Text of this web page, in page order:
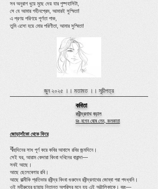
সব অনুরাগ ধুয়ে মুছে দেয় যার পুষ্পহাসিটা,
সে যে আমার গহীনপ্রেম, আমারই সুস্মিতা!
এ প্রণয় পরিণয়ে পূর্ণতা পাক,
তুমি এসো হয়ে মোর পরিণীতা, আমার সুস্মিতা!
জুন ২০২৫ ।। মতামত ।। সূচীপত্র
কবিতা
রথীন্দ্রনাথ বড়াল
ডঃ নগেন ঘোষ লেন, কলকাতা
জোড়াসাঁকো থেকে ফিরে
বহুদিনের সাধ পূর্ণ করে কবির আবাসে রবির জন্মদিনে।
সেই ঘর, আরাম কেদারা কিংবা দখিনের বারান্দা—
সবই আছে।
আছে ছেলেবেলার রবি।
আছে বাল্মীকি প্রতিভার রবীন্দ্র কিংবা গুরুদেব রবীন্দ্রনাথের জোব্বা পরা পদধ্বনি।
ওই মহীরুহের ছায়ায় নিতান্ত অপরিসর মনে হয় এই অট্টালিকাকে। বরং—